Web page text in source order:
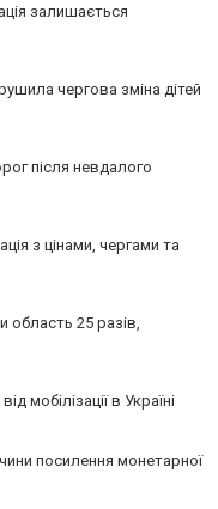
залишається
чергова зміна дітей
після невдалого
з цінами, чергами та
область 25 разів,
мобілізації в Україні
посилення монетарної